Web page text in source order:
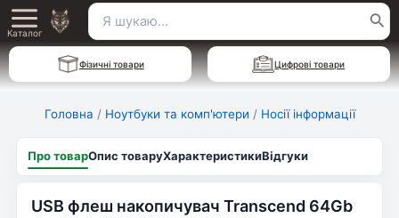
Перейти
до
вмісту
Main
Menu
Каталог
Пошук
для:
Фізичні товари Цифрові товари
Головна / Ноутбуки та комп'ютери / Носії інформації
Про товарОпис товаруХарактеристикиВідгуки
USB флеш накопичувач Transcend 64Gb